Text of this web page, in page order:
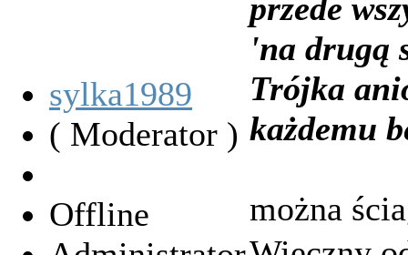
sylka1989
( Moderator )
Offline
przede
'na drugą
Trójka
każdemu
można